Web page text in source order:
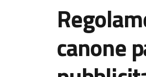
canone